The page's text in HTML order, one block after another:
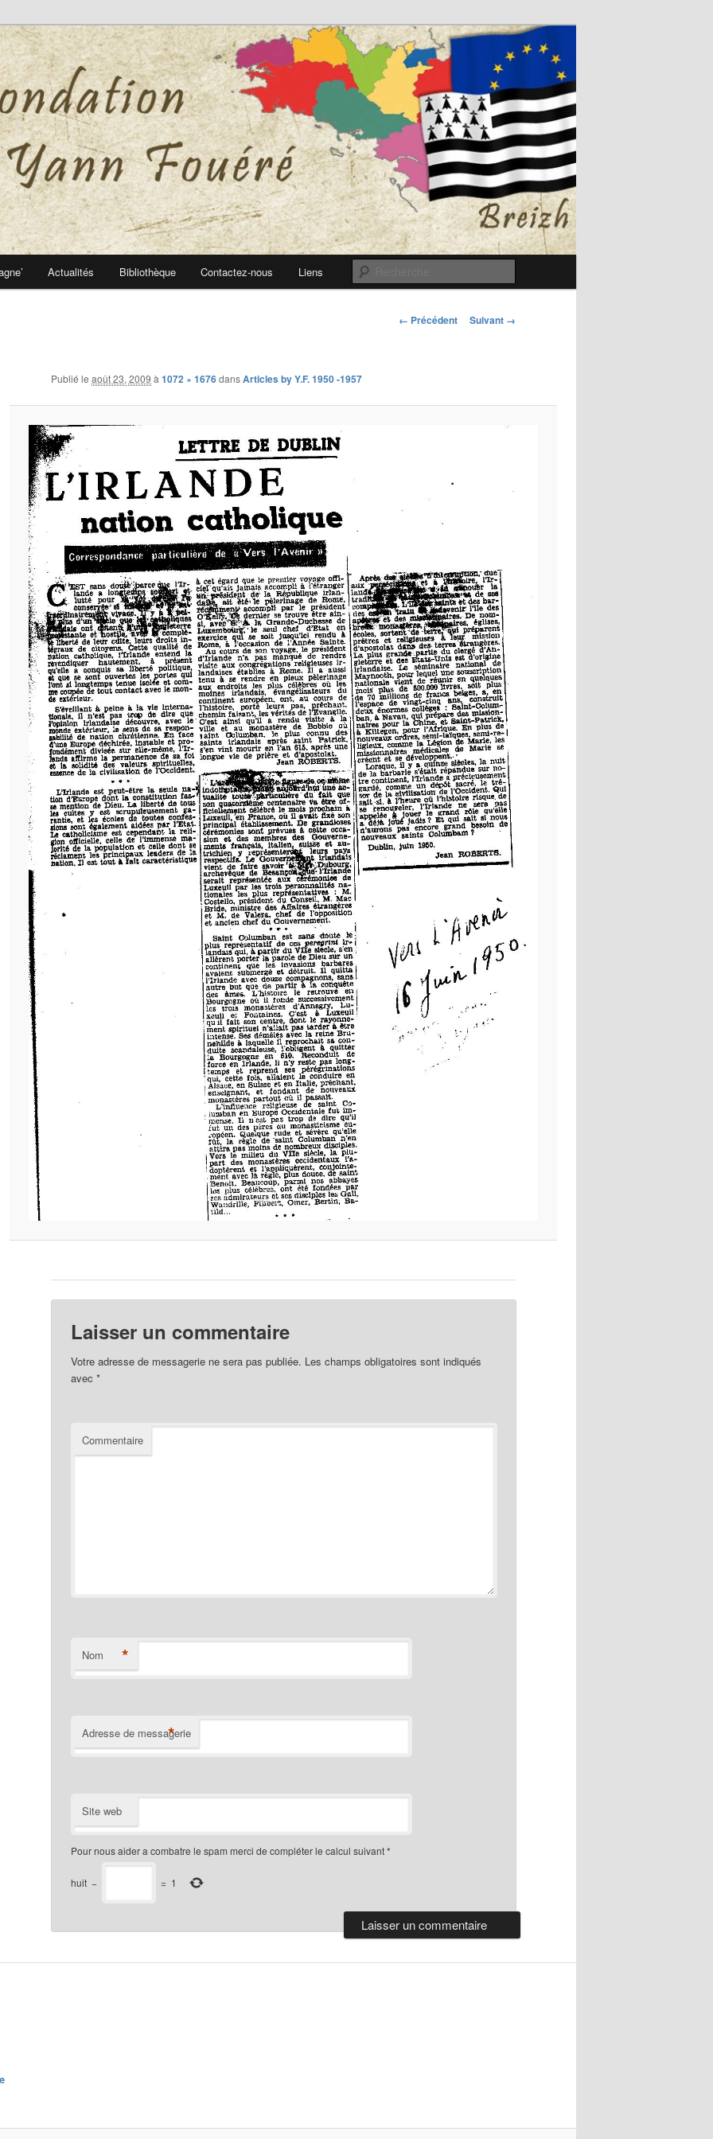
Fouéré
Fouéré
Actualités Bibliothèque Contactez-nous Liens
Navigation
← Précédent Suivant →
Publié le août 23, 2009 à 1072 × 1676dansArticles by Y.F. 1950 -1957
Laisser un commentaire
Votre adresse de messagerie ne sera pas publiée. Les champs obligatoires sont indiqués
avec*
Commentaire
Nom *
Adresse de messagerie
*
Site web
Pour nous aider a combatre le spam merci de compléter le calcul suivant*
huit − = 1